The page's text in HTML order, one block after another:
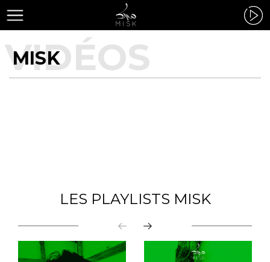
MISK
LES PLAYLISTS MISK